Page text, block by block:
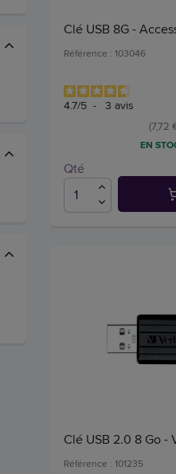
Clé USB 8G -
Référence : 103046
4.7/5 - 3 avis
(7,72
EN
Qté
Clé USB 2.0 8 Go -
Référence : 101235